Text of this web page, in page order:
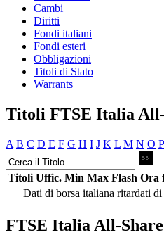
Cambi
Diritti
Fondi italiani
Fondi esteri
Obbligazioni
Titoli di Stato
Warrants
Titoli FTSE Italia
A B C D E F G H I J K L M N O P
Titoli Uffic. Min Max Flash Ora
Dati di borsa italiana ritardati
FTSE Italia All-Share